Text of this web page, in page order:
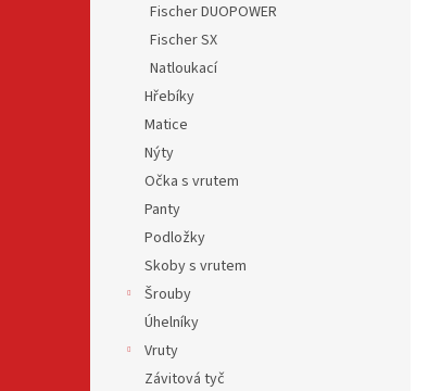
Fischer DUOPOWER
Fischer SX
Natloukací
Hřebíky
Matice
Nýty
Očka s vrutem
Panty
Podložky
Skoby s vrutem
Šrouby
Úhelníky
Vruty
Závitová tyč